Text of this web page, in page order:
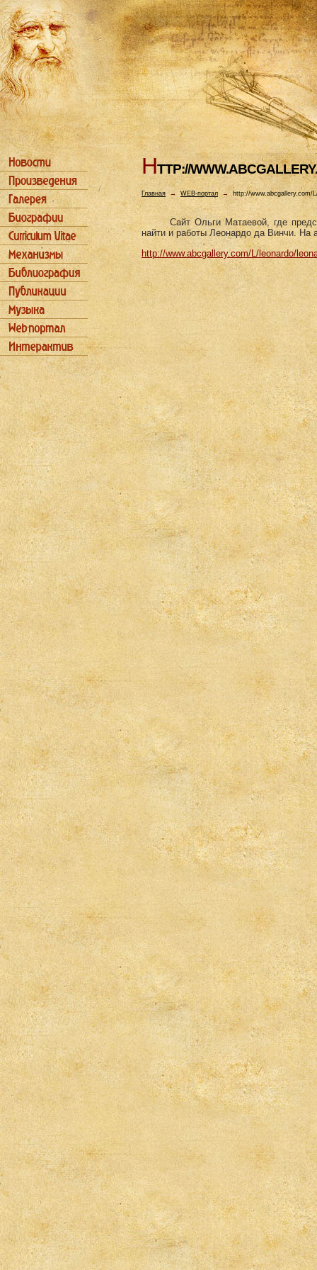
HTTP://
Главная→ WEB-портал → http://www.abcgallery.com/
Сайт Ольги Матаевой, где
найти и работы Леонардо да Винчи. На
http://www.abcgallery.com/L/leonardo/